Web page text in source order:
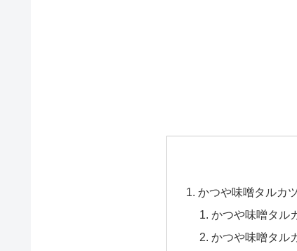
かつや味噌タルカ
かつや味噌タル
かつや味噌タル